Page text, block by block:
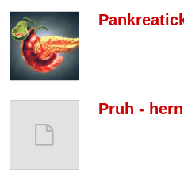
Pruh -